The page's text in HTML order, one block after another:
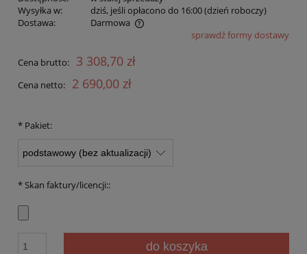
Wysyłka w:
dziś, jeśli opłacono do 16:00 (dzień roboczy)
Dostawa:
Darmowa
Cena nie zawiera ewentualnych kosztów płatnościsprawdź formy dostawy
Cena brutto: 3 308,70 zł
Cena netto: 2 690,00 zł
* Pakiet:
* Skan faktury/licencji::
do koszyka